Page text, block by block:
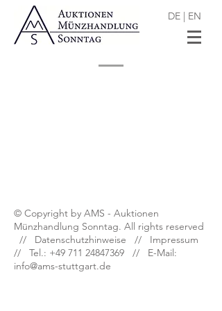
DE | EN
© Copyright by AMS - Auktionen
Münzhandlung Sonntag. All rights reserved
// Datenschutzhinweise // Impressum
// Tel.: +49 711 24847369 // E-Mail:
info@ams-stuttgart.de